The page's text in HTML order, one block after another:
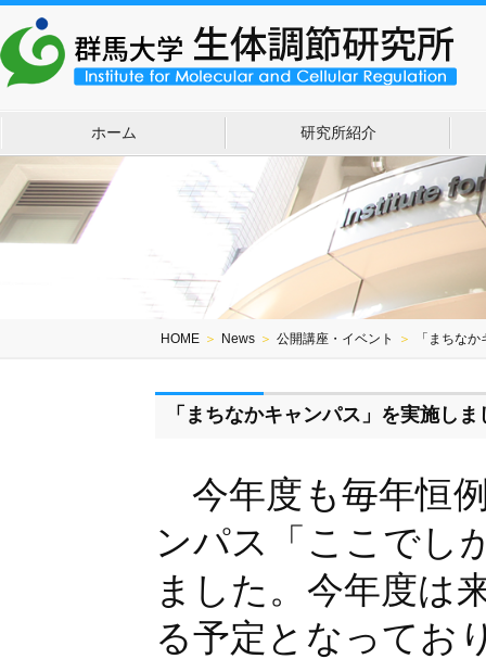
ホーム 研究所紹介
HOME ＞ News ＞ 公開講座・イベント ＞ 「まちな
「まちなかキャンパス」を実施しま
今年度も毎年恒
ンパス「ここでし
ました。今年度は
る予定となってお